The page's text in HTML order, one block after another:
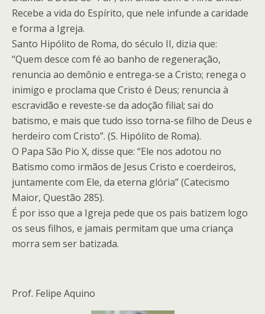
Recebe a vida do Espírito, que nele infunde a caridade
e forma a Igreja.
Santo Hipólito de Roma, do século II, dizia que:
“Quem desce com fé ao banho de regeneração,
renuncia ao demônio e entrega-se a Cristo; renega o
inimigo e proclama que Cristo é Deus; renuncia à
escravidão e reveste-se da adoção filial; sai do
batismo, e mais que tudo isso torna-se filho de Deus e
herdeiro com Cristo”. (S. Hipólito de Roma).
O Papa São Pio X, disse que: “Ele nos adotou no
Batismo como irmãos de Jesus Cristo e coerdeiros,
juntamente com Ele, da eterna glória” (Catecismo
Maior, Questão 285).
É por isso que a Igreja pede que os pais batizem logo
os seus filhos, e jamais permitam que uma criança
morra sem ser batizada.
Prof. Felipe Aquino